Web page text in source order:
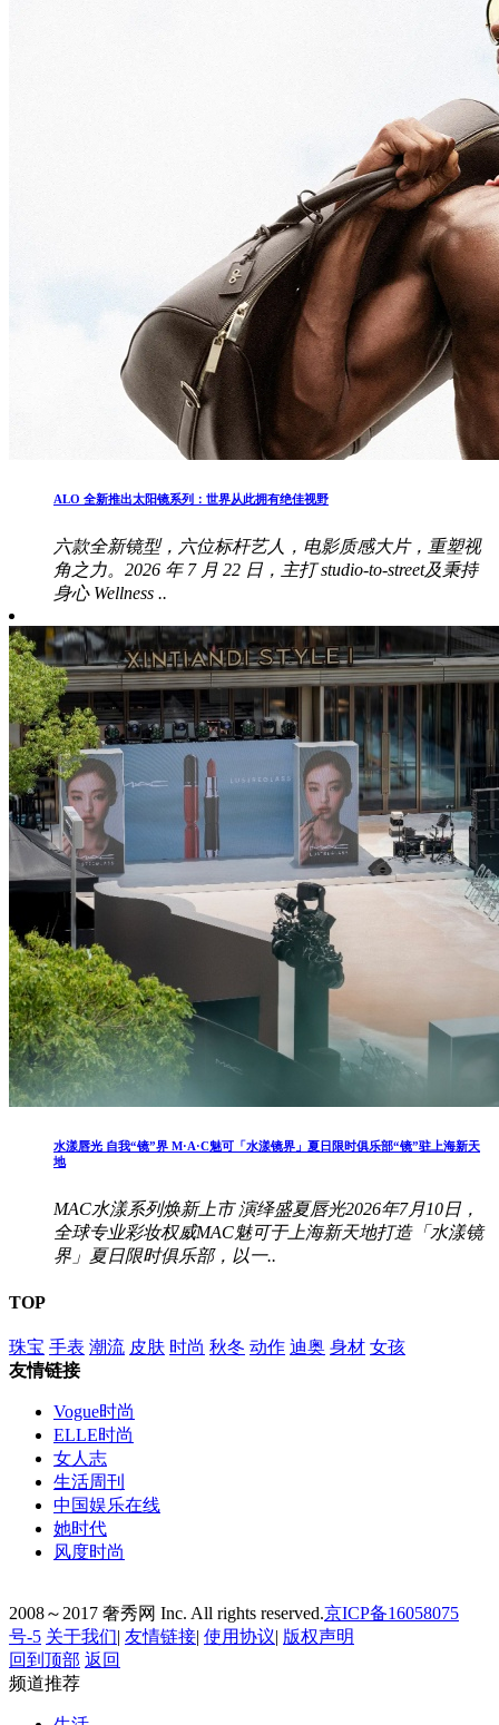
ALO 全新推出太阳镜系列：世界从此拥有绝佳视野
六款全新镜型，六位标杆艺人，电影质感大片，重塑视
角之力。2026 年 7 月 22 日，主打 studio-to-street及秉持
身心 Wellness ..
水漾唇光 自我“镜”界 M·A·C魅可「水漾镜界」夏日限时俱乐部“镜”驻上海新天
地
MAC水漾系列焕新上市 演绎盛夏唇光2026年7月10日，
全球专业彩妆权威MAC魅可于上海新天地打造「水漾镜
界」夏日限时俱乐部，以一..
TOP
珠宝 手表 潮流 皮肤 时尚 秋冬 动作 迪奥 身材 女孩
友情链接
Vogue时尚
ELLE时尚
女人志
生活周刊
中国娱乐在线
她时代
风度时尚
2008～2017 奢秀网 Inc. All rights reserved.京ICP备16058075
号-5 关于我们| 友情链接| 使用协议| 版权声明
回到顶部 返回
频道推荐